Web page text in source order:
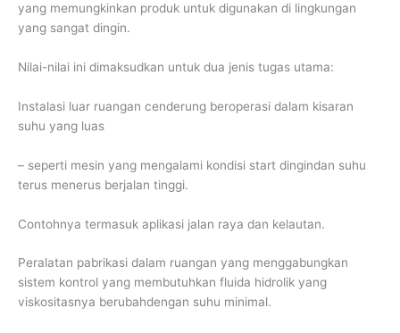
yang memungkinkan produk untuk digunakan di lingkungan
yang sangat dingin.
Nilai-nilai ini dimaksudkan untuk dua jenis tugas utama:
Instalasi luar ruangan cenderung beroperasi dalam kisaran
suhu yang luas
– seperti mesin yang mengalami kondisi start dingindan suhu
terus menerus berjalan tinggi.
Contohnya termasuk aplikasi jalan raya dan kelautan.
Peralatan pabrikasi dalam ruangan yang menggabungkan
sistem kontrol yang membutuhkan fluida hidrolik yang
viskositasnya berubahdengan suhu minimal.